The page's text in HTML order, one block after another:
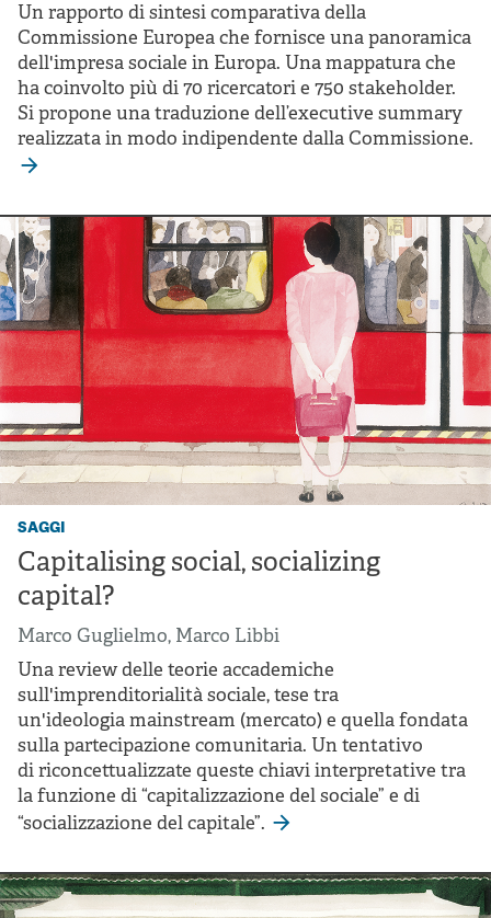
Un rapporto di sintesi comparativa della
Commissione Europea che fornisce una panoramica
dell'impresa sociale in Europa. Una mappatura che
ha coinvolto più di 70 ricercatori e 750 stakeholder.
Si propone una traduzione dell’executive summary
realizzata in modo indipendente dalla Commissione.
saggi
Capitalising social, socializing
capital?
Marco Guglielmo, Marco Libbi
Una review delle teorie accademiche
sull'imprenditorialità sociale, tese tra
un'ideologia mainstream (mercato) e quella fondata
sulla partecipazione comunitaria. Un tentativo
di riconcettualizzate queste chiavi interpretative tra
la funzione di “capitalizzazione del sociale” e di
“socializzazione del capitale”.